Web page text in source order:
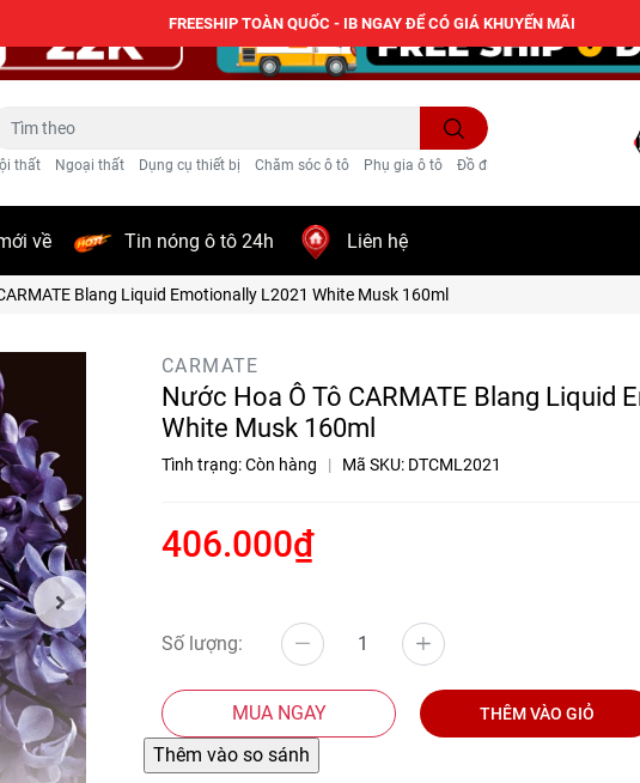
thất Ngoại thất Dụng cụ thiết bị Chăm sóc ô tô Phụ gia ô tô Đồ điện ô tô
về Tin nóng ô tô 24h Liên hệ
Blang Liquid Emotionally L2021 White Musk 160ml
CARMATE
Nước Hoa Ô Tô CARMATE Blang Liquid
White Musk 160ml
Tình trạng:Còn hàng | Mã SKU: DTCML2021
406.000₫
Số lượng:
MUA NGAY THÊM VÀO GIỎ
FREESHIP TOÀN QUỐC - IB NGAY ĐỂ CÓ GIÁ KHUYẾN MÃI